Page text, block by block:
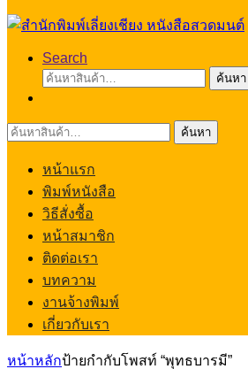
Search
ค้นหา:
ค้นหา
ค้นหา: ค้นหา
หน้าแรก
พิมพ์หนังสือ
วิธีสั่งซื้อ
หน้าสมาชิก
ติดต่อเรา
บทความ
งานจ้างพิมพ์
เกี่ยวกับเรา
หน้าหลักป้ายกำกับโพสท์ “พุทธบารมี”